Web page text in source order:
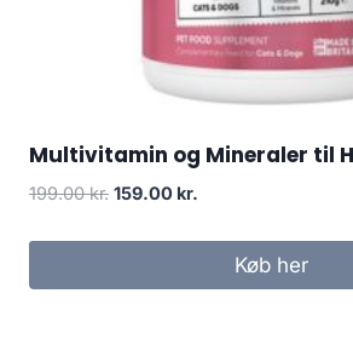
Multivitamin og Mineraler til
199.00kr. Den
159.00 kr.
Køb her